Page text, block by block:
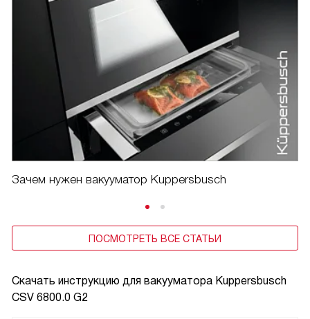
Скачать инструкцию для вакууматора Kuppersbusch
CSV 6800.0 G2
Зачем нужен вакууматор Kuppersbusch
ПОСМОТРЕТЬ ВСЕ СТАТЬИ